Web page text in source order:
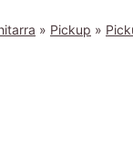
» Pickup »